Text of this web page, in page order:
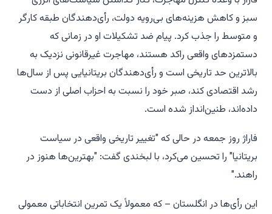
سبز و کاهش هزینه‌های بی‌رویه دولت، رأی‌دهندگان طبقه کارگر
و متوسط را جذب کرد. پیام ضد تشکیلات او در زمانی که
دستمزدهای واقعی راکد هستند، مهاجرت غیرقانونی نزدیک به
بالاترین حد تاریخی است و رأی‌دهندگان بریتانیایی پس از سال‌ها
رشد اقتصادی کند، صبر خود را نسبت به احزاب اصلی از دست
داده‌اند، طنین‌انداز شده است.
فاراژ روز جمعه در حالی که "تغییر تاریخی واقعی در سیاست
بریتانیا" را تحسین می‌کرد، با لبخندی گفت: "بهترین‌ها هنوز در
راهند."
این رأی‌ها در انگلستان – که معمولاً یک تمرین انتخاباتی معمولی